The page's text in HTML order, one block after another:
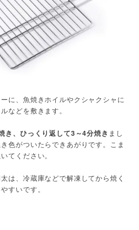
に、魚焼きホイルやクシャクシャに
などを敷きます。
き、ひっくり返して3～4分焼き まし
色がついたらできあがりです。こま
てください。
は、冷蔵庫などで解凍してから焼く
すいです。